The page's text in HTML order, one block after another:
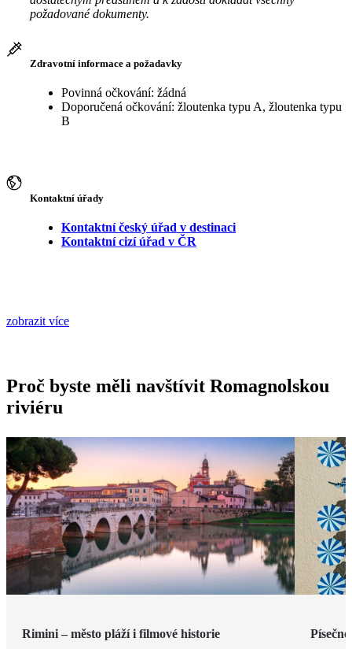
požadované dokumenty.
Zdravotní informace a požadavky
Povinná očkování: žádná
Doporučená očkování: žloutenka typu A, žloutenka typu
B
Kontaktní úřady
Kontaktní český úřad v destinaci
Kontaktní cizí úřad v ČR
zobrazit více
Proč byste měli navštívit Romagnolskou
riviéru
Rimini – město pláží i filmové historie